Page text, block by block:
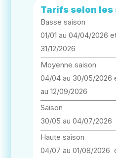
Tarifs selon les
Basse saison
01/01 au 04/04/2026
31/12/2026
Moyenne saison
04/04 au 30/05/2026
au 12/09/2026
Saison
30/05 au 04/07/2026
Haute saison
04/07 au 01/08/2026